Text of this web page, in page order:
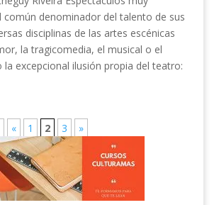
común denominador del talento de sus
disciplinas de las artes escénicas
la tragicomedia, el musical o el
la excepcional ilusión propia del teatro:
« 1 2 3 »